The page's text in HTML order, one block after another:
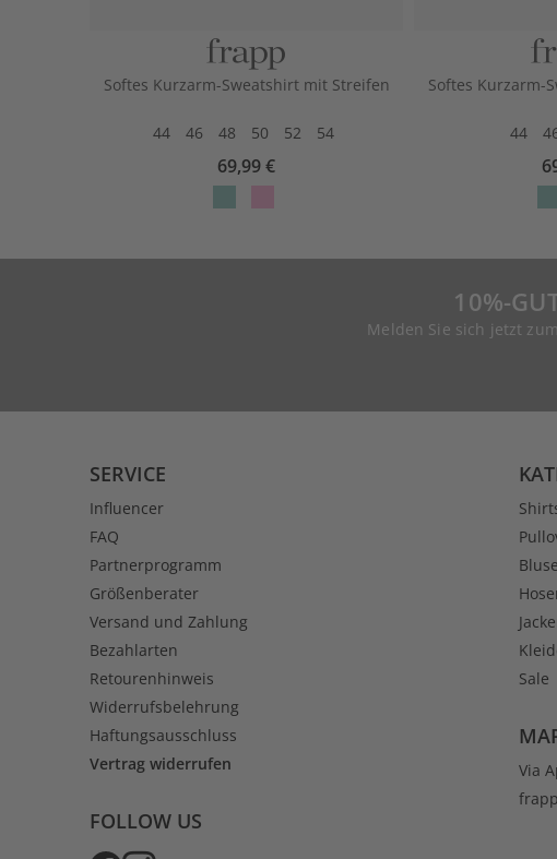
Softes Kurzarm-Sweatshirt mit Streifen
44 46 48 50 52 54
69,99 €
Softes Kurzarm-
44
10%-
Melden Sie sich jetzt
SERVICE
Influencer
FAQ
Partnerprogramm
Größenberater
Versand und Zahlung
Bezahlarten
Retourenhinweis
Widerrufsbelehrung
Haftungsausschluss
Vertrag widerrufen
FOLLOW US
Sale
Via
frapp